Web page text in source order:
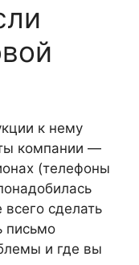
к нему
компании —
(телефоны
сделать
письмо
и где вы